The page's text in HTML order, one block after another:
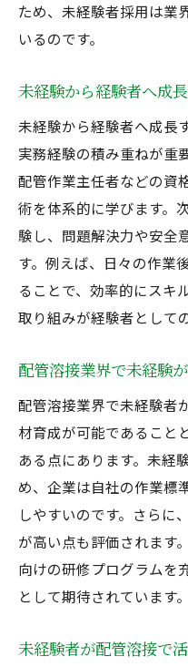
力
高収入を目指すな
法
経験者が配管
配管や溶接の
高収入を目指
配管溶接で安
未経験歓迎の配管
ー
配管溶接未経験
未経験から経
験
配管や溶接の
配管溶接未経
未経験が配管
配管溶接で経験者
経験者が配管溶
溶接経験者が高
ため、未経験者採用は業
いるのです。
未経験から経験者へ成
未経験から経験者へ成長
実務経験の積み重ねが重
配管作業主任者などの資
術を体系的に学びます。
験し、問題解決力や安全
す。例えば、日々の作業
ることで、効率的にスキ
取り組みが経験者として
配管溶接業界で未経験
配管溶接業界で未経験者
材育成が可能であること
ある点にあります。未経
め、企業は自社の作業標
しやすいのです。さらに
が高い点も評価されます
向けの研修プログラムを
として期待されています。
未経験者が配管溶接で